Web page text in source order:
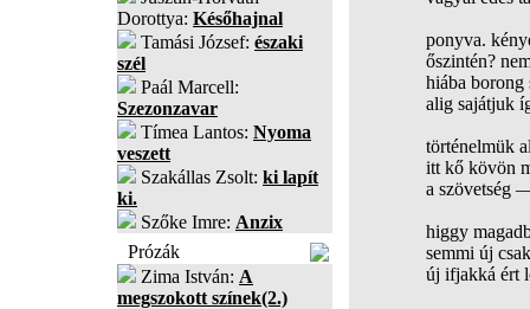
Dorottya: Későhajnal
Tamási József: északi
szél
Paál Marcell:
Szezonzavar
Tímea Lantos: Nyoma
veszett
Szakállas Zsolt: ki lapít
ki.
Szőke Imre: Anzix
Prózák
Zima István: A
megszokott színek(2.)
ponyva.
őszintén?
hiába borong
alig sajátjuk
történelmük
itt kő kövön
a szövetség
higgy
semmi új
új ifjakká ért